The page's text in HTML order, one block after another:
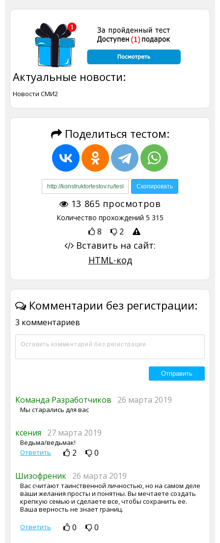
Актуальные новости:
Новости СМИ2
Поделиться тестом:
13 865 просмотров
Количество прохождений 5 315
8 2
Вставить на сайт:
HTML-код
Комментарии без регистрации:
3 комментариев
Команда Разработчиков 26 марта 2019
Мы старались для вас
ксения 27 марта 2019
Ведьма/ведьмак!
Ответить
2 0
Шизофреник 26 марта 2019
Вас считают таинственной личностью, но на самом деле
ваши желания просты и понятны. Вы мечтаете создать
крепкую семью и сделаете все, чтобы сохранить ее.
Ваша верность не знает границ.
Ответить
0 0